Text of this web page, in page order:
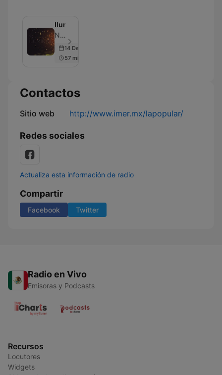
Iluminat
Natalia Szendro - Episodio 3
14 Dec 2018
57 min
Contactos
Sitio web http://www.imer.mx/lapopular/
Redes sociales
Actualiza esta información de radio
Compartir
Facebook Twitter
Radio en Vivo
Emisoras y Podcasts
Recursos
Locutores
Widgets